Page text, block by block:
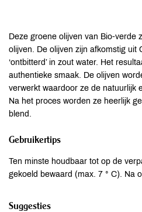
Deze groene olijven van Bio-verde
olijven. De olijven zijn afkomstig uit
‘ontbitterd’ in zout water. Het
authentieke smaak. De olijven
verwerkt waardoor ze de natuurlijk
Na het proces worden ze heerlijk
blend.
Gebruikertips
Ten minste houdbaar tot op de
gekoeld bewaard (max. 7 ° C). Na
Suggesties